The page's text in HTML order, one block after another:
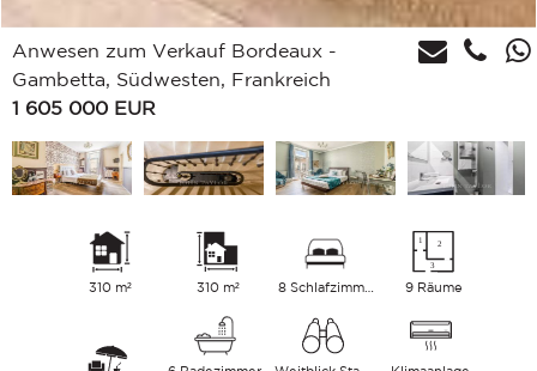
Anwesen zum Verkauf Bordeaux -
Gambetta, Südwesten, Frankreich
1 605 000 EUR
310 m² 310 m² 8 Schlafzimmer 9 Räume